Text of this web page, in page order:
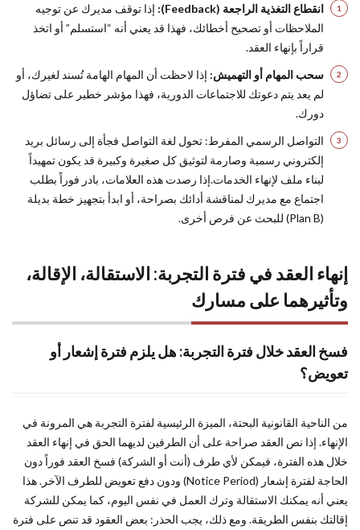
انقطاع التغذية الراجعة (Feedback):
إذا توقف مديرك عن توجيه
الملاحظات أو تصحيح أخطائك، فهذا قد يعني أنه “استسلم” أو اتخذ
قراراً بإنهاء العقد.
سحب المهام أو التهميش: إذا لاحظت أن المهام الهامة تُسند لغيرك، أو
لم يعد يتم دعوتك للاجتماعات الدورية، فهذا مؤشر خطير على تضاؤل
دورك.
التواصل الرسمي المفرط: تحول لغة التواصل فجأة إلى رسائل بريد
إلكتروني رسمية وصارمة لتوثيق كل صغيرة وكبيرة قد يكون تمهيداً
لبناء ملف لإنهاء الخدمات.إذا رصدت هذه العلامات، بادر فوراً بطلب
اجتماع مع مديرك لمناقشة أدائك بصراحة، أو ابدأ بتجهيز خطة بديلة
(Plan B) للبحث عن فرص أخرى.
إنهاء العقد في فترة التجربة: الاستقالة، الإقالة،
وتأثيرهما على مسارك
فسخ العقد خلال فترة التجربة: هل يلزم فترة إشعار أو
تعويض؟
من الناحية القانونية البحتة، الميزة الرئيسية لفترة التجربة هي المرونة في
الإنهاء. إذا نص العقد صراحة على أن الطرفين لديهما الحق في إنهاء العقد
خلال هذه الفترة، فيمكن لأي طرف (أنت أو الشركة) فسخ العقد فوراً دون
الحاجة لفترة إشعار (Notice Period) ودون دفع تعويض للطرف الآخر. هذا
يعني أنه يمكنك الاستقالة وترك العمل في نفس اليوم، كما يمكن للشركة
إقالتك بنفس الطريقة. ومع ذلك، يجب الحذر: بعض العقود قد تنص على فترة